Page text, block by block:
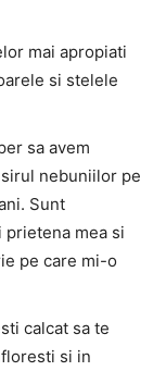
mai apropiati
si stelele
sa avem
nebuniilor pe
Sunt
mea si
pe care mi-o
calcat sa te
si in